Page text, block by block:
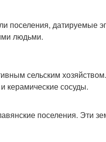
поселения, датируемые
людьми.
сельским
керамические сосуды.
поселения. Эти